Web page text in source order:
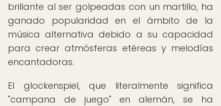
brillante al ser golpeadas con un martillo, ha
ganado popularidad en el ámbito de la
música alternativa debido a su capacidad
para crear atmósferas etéreas y melodías
encantadoras.
El glockenspiel, que literalmente significa
"campana de juego" en alemán, se ha